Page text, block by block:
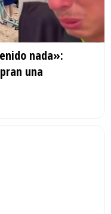
nada»:
una